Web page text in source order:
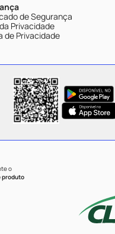
de Segurança
Privacidade
de Privacidade
o
produto